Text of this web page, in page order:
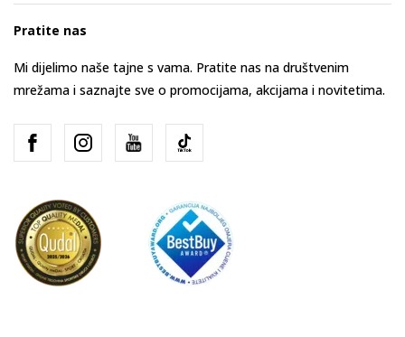
Pratite nas
Mi dijelimo naše tajne s vama. Pratite nas na društvenim
mrežama i saznajte sve o promocijama, akcijama i novitetima.